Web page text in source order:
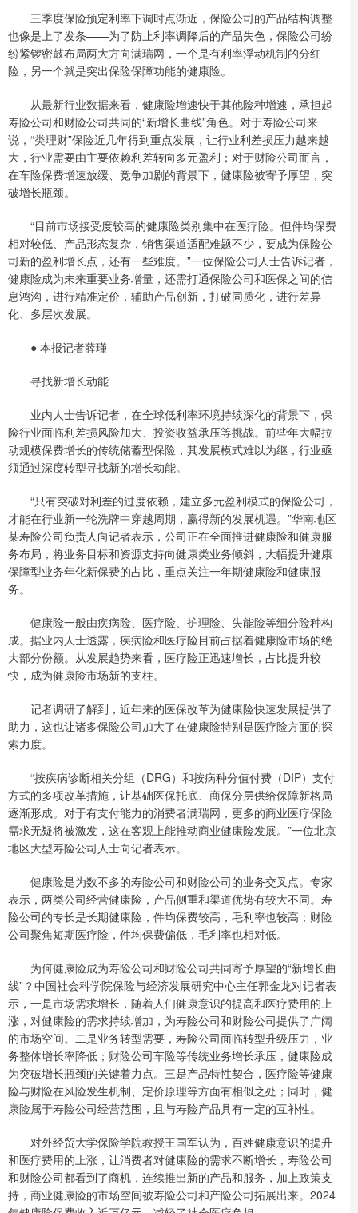
三季度保险预定利率下调时点渐近，保险公司的产品结构调整
也像是上了发条——为了防止利率调降后的产品失色，保险公司纷
纷紧锣密鼓布局两大方向满瑞网，一个是有利率浮动机制的分红
险，另一个就是突出保险保障功能的健康险。
从最新行业数据来看，健康险增速快于其他险种增速，承担起
寿险公司和财险公司共同的“新增长曲线”角色。对于寿险公司来
说，“类理财”保险近几年得到重点发展，让行业利差损压力越来越
大，行业需要由主要依赖利差转向多元盈利；对于财险公司而言，
在车险保费增速放缓、竞争加剧的背景下，健康险被寄予厚望，突
破增长瓶颈。
“目前市场接受度较高的健康险类别集中在医疗险。但件均保费
相对较低、产品形态复杂，销售渠道适配难题不少，要成为保险公
司新的盈利增长点，还有一些难度。”一位保险公司人士告诉记者，
健康险成为未来重要业务增量，还需打通保险公司和医保之间的信
息鸿沟，进行精准定价，辅助产品创新，打破同质化，进行差异
化、多层次发展。
● 本报记者薛瑾
寻找新增长动能
业内人士告诉记者，在全球低利率环境持续深化的背景下，保
险行业面临利差损风险加大、投资收益承压等挑战。前些年大幅拉
动规模保费增长的传统储蓄型保险，其发展模式难以为继，行业亟
须通过深度转型寻找新的增长动能。
“只有突破对利差的过度依赖，建立多元盈利模式的保险公司，
才能在行业新一轮洗牌中穿越周期，赢得新的发展机遇。”华南地区
某寿险公司负责人向记者表示，公司正在全面推进健康险和健康服
务布局，将业务目标和资源支持向健康类业务倾斜，大幅提升健康
保障型业务年化新保费的占比，重点关注一年期健康险和健康服
务。
健康险一般由疾病险、医疗险、护理险、失能险等细分险种构
成。据业内人士透露，疾病险和医疗险目前占据着健康险市场的绝
大部分份额。从发展趋势来看，医疗险正迅速增长，占比提升较
快，成为健康险市场新的支柱。
记者调研了解到，近年来的医保改革为健康险快速发展提供了
助力，这也让诸多保险公司加大了在健康险特别是医疗险方面的探
索力度。
“按疾病诊断相关分组（DRG）和按病种分值付费（DIP）支付
方式的多项改革措施，让基础医保托底、商保分层供给保障新格局
逐渐形成。对于有支付能力的消费者满瑞网，更多的商业医疗保险
需求无疑将被激发，这在客观上能推动商业健康险发展。”一位北京
地区大型寿险公司人士向记者表示。
健康险是为数不多的寿险公司和财险公司的业务交叉点。专家
表示，两类公司经营健康险，产品侧重和渠道优势有较大不同。寿
险公司的专长是长期健康险，件均保费较高，毛利率也较高；财险
公司聚焦短期医疗险，件均保费偏低，毛利率也相对低。
为何健康险成为寿险公司和财险公司共同寄予厚望的“新增长曲
线”？中国社会科学院保险与经济发展研究中心主任郭金龙对记者表
示，一是市场需求增长，随着人们健康意识的提高和医疗费用的上
涨，对健康险的需求持续增加，为寿险公司和财险公司提供了广阔
的市场空间。二是业务转型需要，寿险公司面临转型升级压力，业
务整体增长率降低；财险公司车险等传统业务增长承压，健康险成
为突破增长瓶颈的关键着力点。三是产品特性契合，医疗险等健康
险与财险在风险发生机制、定价原理等方面有相似之处；同时，健
康险属于寿险公司经营范围，且与寿险产品具有一定的互补性。
对外经贸大学保险学院教授王国军认为，百姓健康意识的提升
和医疗费用的上涨，让消费者对健康险的需求不断增长，寿险公司
和财险公司都看到了商机，连续推出新的产品和服务，加上政策支
持，商业健康险的市场空间被寿险公司和产险公司拓展出来。2024